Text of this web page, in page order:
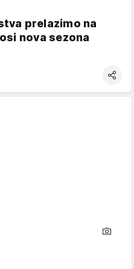
prelazimo na
nova sezona